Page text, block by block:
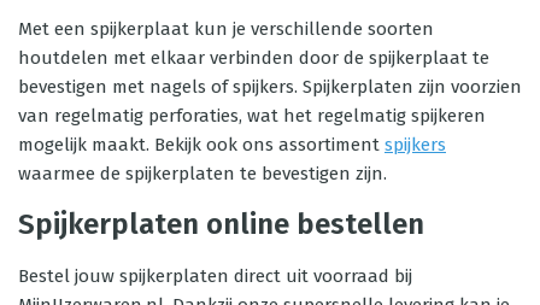
Met een spijkerplaat kun je verschillende soorten
houtdelen met elkaar verbinden door de spijkerplaat te
bevestigen met nagels of spijkers. Spijkerplaten zijn voorzien
van regelmatig perforaties, wat het regelmatig spijkeren
mogelijk maakt. Bekijk ook ons assortiment spijkers
waarmee de spijkerplaten te bevestigen zijn.
Spijkerplaten online bestellen
Bestel jouw spijkerplaten direct uit voorraad bij